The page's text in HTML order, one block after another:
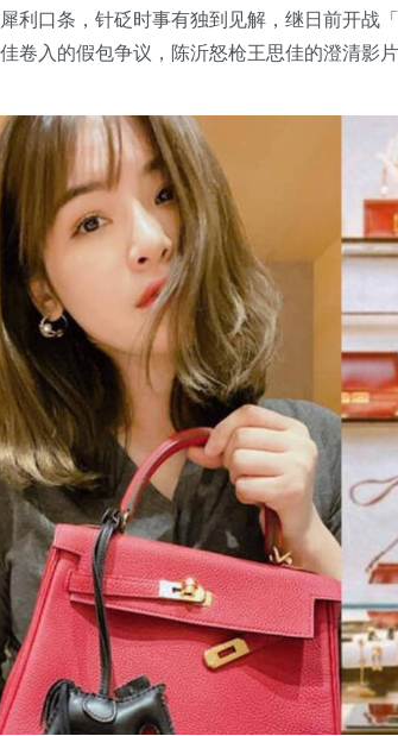
利口条，针砭时事有独到见解，继日前开战
卷入的假包争议，陈沂怒枪王思佳的澄清影